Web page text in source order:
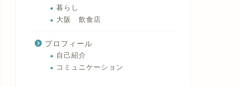
暮らし
大阪 飲食店
プロフィール
自己紹介
コミュニケーション